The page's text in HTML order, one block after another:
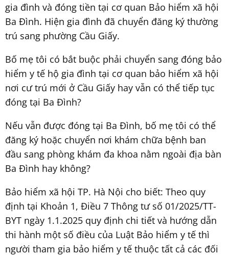
gia đình và đóng tiền tại cơ quan Bảo hiểm xã hội
Ba Đình. Hiện gia đình đã chuyển đăng ký thường
trú sang phường Cầu Giấy.
Bố mẹ tôi có bắt buộc phải chuyển sang đóng bảo
hiểm y tế hộ gia đình tại cơ quan bảo hiểm xã hội
nơi cư trú mới ở Cầu Giấy hay vẫn có thể tiếp tục
đóng tại Ba Đình?
Nếu vẫn được đóng tại Ba Đình, bố mẹ tôi có thể
đăng ký hoặc chuyển nơi khám chữa bệnh ban
đầu sang phòng khám đa khoa nằm ngoài địa bàn
Ba Đình hay không?
Bảo hiểm xã hội TP. Hà Nội cho biết: Theo quy
định tại Khoản 1, Điều 7 Thông tư số 01/2025/TT-
BYT ngày 1.1.2025 quy định chi tiết và hướng dẫn
thi hành một số điều của Luật Bảo hiểm y tế thì
người tham gia bảo hiểm y tế thuộc tất cả các đối